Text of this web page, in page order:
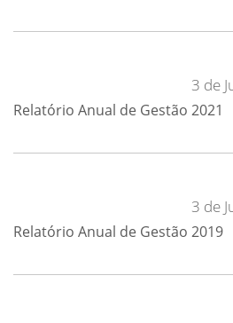
3 de
Relatório Anual de Gestão 2021
3 de
Relatório Anual de Gestão 2019